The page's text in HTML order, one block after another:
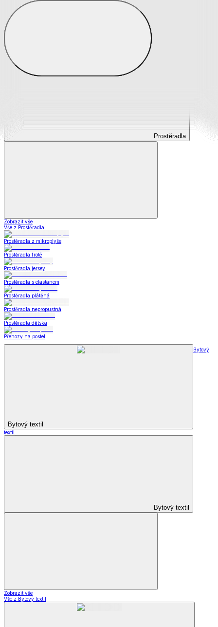
Prostěradla
Prostěradla
Zobrazit vše
Vše z Prostěradla
Prostěradla z mikroplyše
Prostěradla froté
Prostěradla jersey
Prostěradla s elastanem
Prostěradla plátěná
Prostěradla nepropustná
Prostěradla dětská
Přehozy na postel
Bytový textil
Bytový
textil
Bytový textil
Zobrazit vše
Vše z Bytový textil